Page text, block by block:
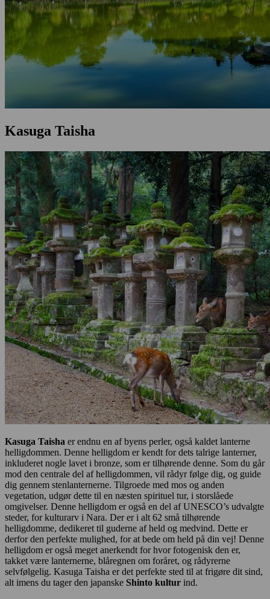
Kasuga Taisha
Kasuga Taisha er endnu en af byens perler, også kaldet lanterne
helligdommen. Denne helligdom er kendt for dets talrige lanterner,
inkluderet nogle lavet i bronze, som er tilhørende denne. Som du går
mod den centrale del af helligdommen, vil rådyr følge dig, og guide
dig gennem stenlanternerne. Tilgroede med mos og anden
vegetation, udgør dette til en næsten spirituel tur, i storslåede
omgivelser. Denne helligdom er også en del af UNESCO’s udvalgte
steder, for kulturarv i Nara. Der er i alt 62 små tilhørende
helligdomme, dedikeret til guderne af held og medvind. Dette er
derfor den perfekte mulighed, for at bede om held på din vej! Denne
helligdom er også meget anerkendt for hvor fotogenisk den er,
takket være lanternerne, blåregnen om foråret, og rådyrerne
selvfølgelig. Kasuga Taisha er det perfekte sted til at frigøre dit sind,
alt imens du tager den japanske Shinto kultur ind.